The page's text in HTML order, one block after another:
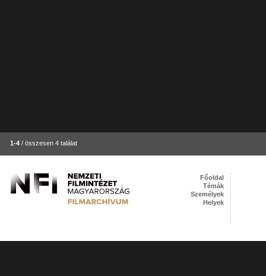
1-4 / összesen 4 találat
Főoldal
Témák
Személyek
Helyek